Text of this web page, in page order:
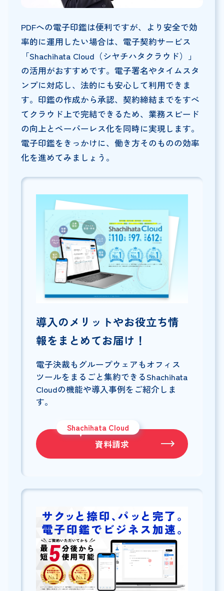
PDFへの電子印鑑は便利ですが、より安全で効
率的に運用したい場合は、電子契約サービス
「Shachihata Cloud（シヤチハタクラウド）」
の活用がおすすめです。電子署名やタイムスタ
ンプに対応し、法的にも安心して利用できま
す。印鑑の作成から承認、契約締結までをすべ
てクラウド上で完結できるため、業務スピード
の向上とペーパーレス化を同時に実現します。
電子印鑑をきっかけに、働き方そのものの効率
化を進めてみましょう。
導入のメリットやお役立ち情
報をまとめてお届け！
電子決裁もグループウェアもオフィス
ツールをまるごと集約できるShachihata
Cloudの機能や導入事例をご紹介しま
す。
Shachihata Cloud
資料請求